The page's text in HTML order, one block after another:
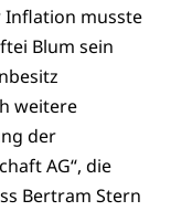
Inflation musste
Blum sein
weitere
der
AG“, die
Bertram Stern